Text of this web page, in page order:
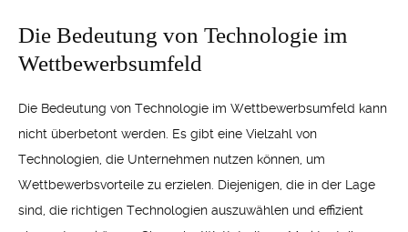
Die Bedeutung von Technologie im
Wettbewerbsumfeld
Die Bedeutung von Technologie im Wettbewerbsumfeld kann
nicht überbetont werden. Es gibt eine Vielzahl von
Technologien, die Unternehmen nutzen können, um
Wettbewerbsvorteile zu erzielen. Diejenigen, die in der Lage
sind, die richtigen Technologien auszuwählen und effizient